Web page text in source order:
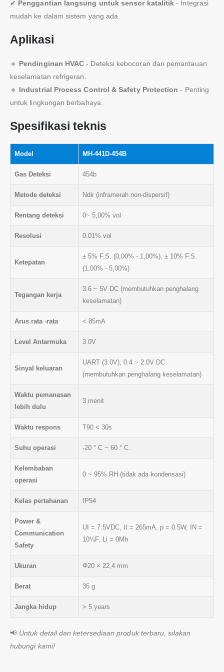
✔ Penggantian langsung untuk sensor katalitik - Integrasi
mudah ke dalam sistem yang ada.
Aplikasi
🔹 Pendinginan HVAC - Deteksi kebocoran dan pemantauan
keselamatan refrigeran.
🔹 Industrial Process Control & Safety Protection - Penting
untuk lingkungan berbahaya.
Spesifikasi teknis
Model MH-441D-454B
Gas Deteksi 454b
Metode deteksi Ndir (inframerah non-dispersif)
Rentang deteksi 0~ 5,00% vol
Resolusi 0.01% vol
Ketepatan
± 5% F.S. (0,00% - 1,00%), ± 10% F.S.
(1,00% - 5,00%)
Tegangan kerja
3.6 ~ 5V DC (membutuhkan penghalang
keselamatan)
Arus rata -rata < 85mA
Level Antarmuka 3.0V
Sinyal keluaran
UART (3.0V), 0.4 ~ 2.0V DC
(membutuhkan penghalang keselamatan)
Waktu pemanasan
lebih dulu
3 menit
Waktu respons T90 < 30s
Suhu operasi -20 ° C ~ 60 ° C.
Kelembaban
operasi
0 ~ 95% RH (tidak ada kondensasi)
Kelas pertahanan IP54
Power &
Communication
Safety
UI = 7.5VDC, II = 265mA, p = 0.5W, IN =
10¼F, Li = 0Mh
Ukuran Φ20 × 22,4 mm
Berat 35 g
Jangka hidup > 5 years
📢 Untuk detail dan ketersediaan produk terbaru, silakan
hubungi kami!